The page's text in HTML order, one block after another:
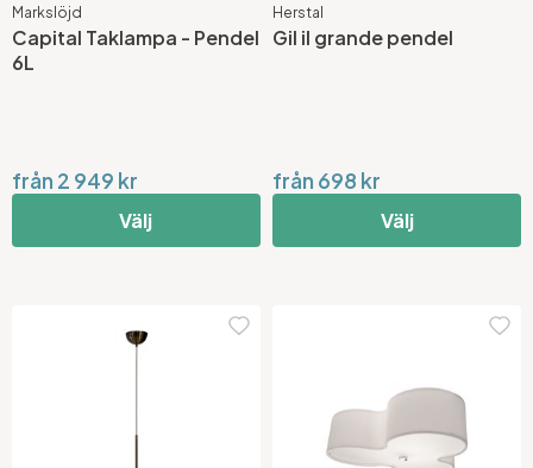
Markslöjd
Capital Taklampa - Pendel
6L
från 2 949 kr
Välj
Herstal
Gil il grande pendel
från 698 kr
Välj